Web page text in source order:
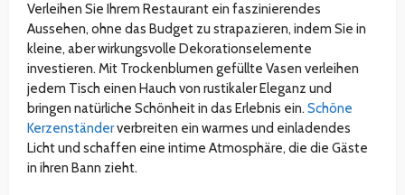
Verleihen Sie Ihrem Restaurant ein faszinierendes
Aussehen, ohne das Budget zu strapazieren, indem Sie in
kleine, aber wirkungsvolle Dekorationselemente
investieren. Mit Trockenblumen gefüllte Vasen verleihen
jedem Tisch einen Hauch von rustikaler Eleganz und
bringen natürliche Schönheit in das Erlebnis ein. Schöne
Kerzenständerverbreiten ein warmes und einladendes
Licht und schaffen eine intime Atmosphäre, die die Gäste
in ihren Bann zieht.